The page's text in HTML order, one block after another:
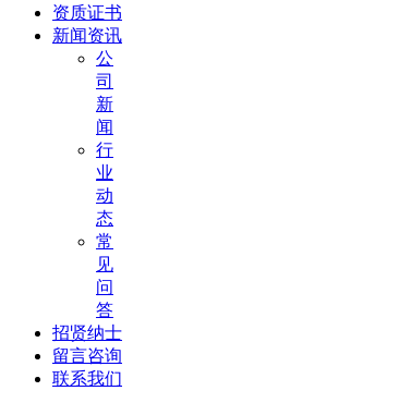
资质证书
新闻资讯
公
司
新
闻
行
业
动
态
常
见
问
答
招贤纳士
留言咨询
联系我们